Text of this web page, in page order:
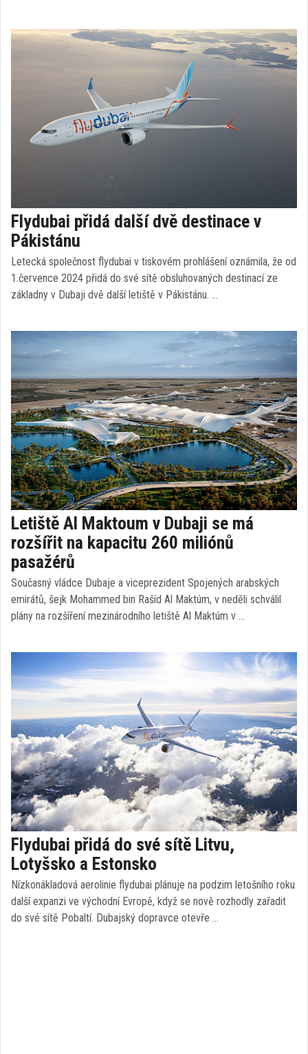
Flydubai přidá další dvě destinace v
Pákistánu
Letecká společnost flydubai v tiskovém prohlášení oznámila, že od
1.července 2024 přidá do své sítě obsluhovaných destinací ze
základny v Dubaji dvě další letiště v Pákistánu. …
Letiště Al Maktoum v Dubaji se má
rozšířit na kapacitu 260 miliónů
pasažérů
Současný vládce Dubaje a viceprezident Spojených arabských
emirátů, šejk Mohammed bin Rašíd Al Maktúm, v neděli schválil
plány na rozšíření mezinárodního letiště Al Maktúm v …
Flydubai přidá do své sítě Litvu,
Lotyšsko a Estonsko
Nízkonákladová aerolinie flydubai plánuje na podzim letošního roku
další expanzi ve východní Evropě, když se nově rozhodly zařadit
do své sítě Pobaltí. Dubajský dopravce otevře …